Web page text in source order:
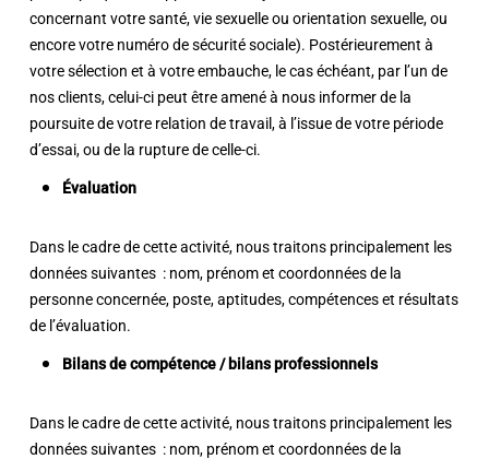
concernant votre santé, vie sexuelle ou orientation sexuelle, ou
encore votre numéro de sécurité sociale). Postérieurement à
votre sélection et à votre embauche, le cas échéant, par l’un de
nos clients, celui-ci peut être amené à nous informer de la
poursuite de votre relation de travail, à l’issue de votre période
d’essai, ou de la rupture de celle-ci.
Évaluation
Dans le cadre de cette activité, nous traitons principalement les
données suivantes : nom, prénom et coordonnées de la
personne concernée, poste, aptitudes, compétences et résultats
de l’évaluation.
Bilans de compétence / bilans professionnels
Dans le cadre de cette activité, nous traitons principalement les
données suivantes : nom, prénom et coordonnées de la